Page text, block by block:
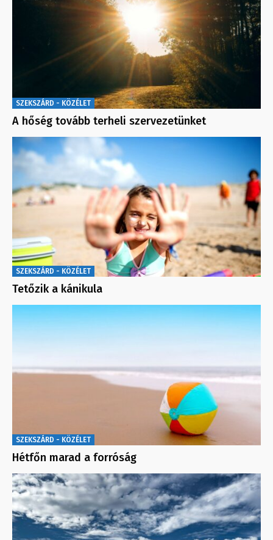
SZEKSZÁRD - KÖZÉLET
A hőség tovább terheli szervezetünket
SZEKSZÁRD - KÖZÉLET
Tetőzik a kánikula
SZEKSZÁRD - KÖZÉLET
Hétfőn marad a forróság